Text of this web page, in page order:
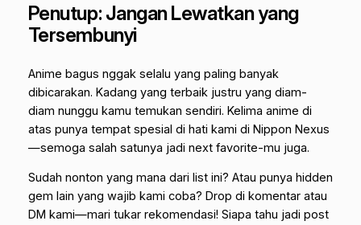
Penutup: Jangan Lewatkan yang
Tersembunyi
Anime bagus nggak selalu yang paling banyak
dibicarakan. Kadang yang terbaik justru yang diam-
diam nunggu kamu temukan sendiri. Kelima anime di
atas punya tempat spesial di hati kami di Nippon Nexus
—semoga salah satunya jadi next favorite-mu juga.
Sudah nonton yang mana dari list ini? Atau punya hidden
gem lain yang wajib kami coba? Drop di komentar atau
DM kami—mari tukar rekomendasi! Siapa tahu jadi post